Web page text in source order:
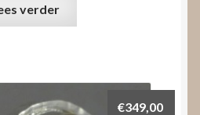
verder
€349,00